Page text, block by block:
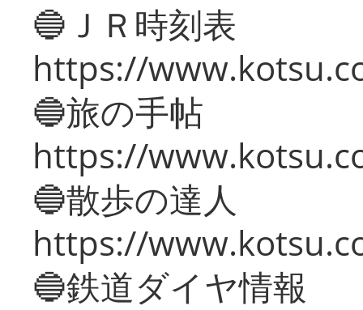
🔵ＪＲ時刻表
https://
🔵旅の手帖
https://
🔵散歩の達人
https://
🔵鉄道ダイヤ情報